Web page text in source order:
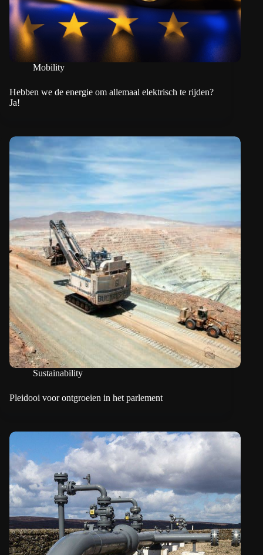
Mobility
Hebben we de energie om allemaal elektrisch te rijden?
Ja!
Sustainability
Pleidooi voor ontgroeien in het parlement